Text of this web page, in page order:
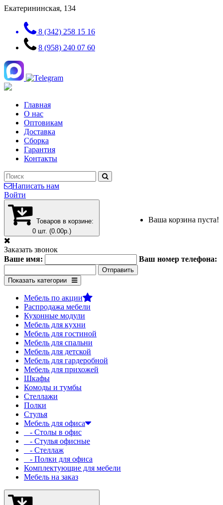
Екатерининская, 134
8 (342) 258 15 16
8 (958) 240 07 60
Главная
О нас
Оптовикам
Доставка
Сборка
Гарантия
Контакты
Написать нам
Войти
Товаров в корзине:
0 шт. (0.00р.)
Ваша корзина пуста!
Заказать звонок
Ваше имя:
Ваш номер телефона:
Показать категории
Мебель по акции
Распродажа мебели
Кухонные модули
Мебель для кухни
Мебель для гостиной
Мебель для спальни
Мебель для детской
Мебель для гардеробной
Мебель для прихожей
Шкафы
Комоды и тумбы
Стеллажи
Полки
Стулья
Мебель для офиса
- Столы в офис
- Стулья офисные
- Стеллаж
- Полки для офиса
Комплектующие для мебели
Мебель на заказ